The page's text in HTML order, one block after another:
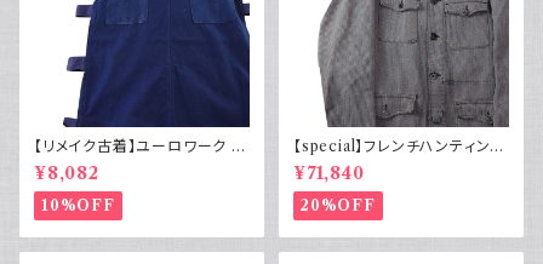
【リメイク古着】ユーロワーク ベ
スト フランス軍GAOモチーフ 管
理番号E217
¥8,082
10%OFF
【special】フレンチハンティング
ジャケット コットンピケ 動物ボ
タン50s
¥71,840
20%OFF